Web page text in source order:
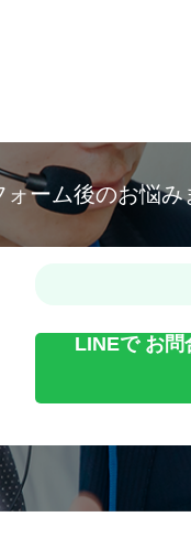
ォーム後のお悩み
LINEで お問